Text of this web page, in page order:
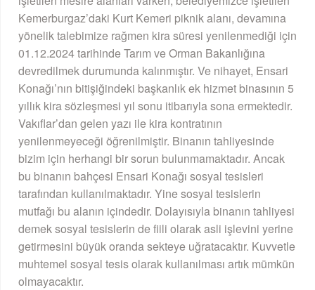
Kemerburgaz’daki Kurt Kemeri piknik alanı, devamına
yönelik talebimize rağmen kira süresi yenilenmediği için
01.12.2024 tarihinde Tarım ve Orman Bakanlığına
devredilmek durumunda kalınmıştır. Ve nihayet, Ensari
Konağı’nın bitişiğindeki başkanlık ek hizmet binasının 5
yıllık kira sözleşmesi yıl sonu itibarıyla sona ermektedir.
Vakıflar’dan gelen yazı ile kira kontratının
yenilenmeyeceği öğrenilmiştir. Binanın tahliyesinde
bizim için herhangi bir sorun bulunmamaktadır. Ancak
bu binanın bahçesi Ensari Konağı sosyal tesisleri
tarafından kullanılmaktadır. Yine sosyal tesislerin
mutfağı bu alanın içindedir. Dolayısıyla binanın tahliyesi
demek sosyal tesislerin de fiili olarak asli işlevini yerine
getirmesini büyük oranda sekteye uğratacaktır. Kuvvetle
muhtemel sosyal tesis olarak kullanılması artık mümkün
olmayacaktır.